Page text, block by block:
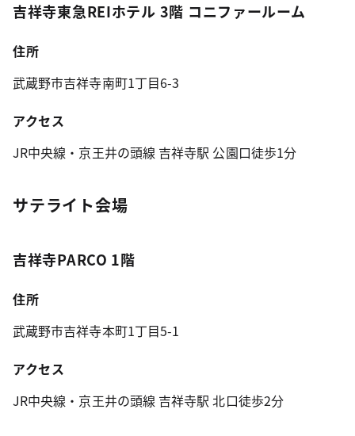
吉祥寺東急REIホテル 3階 コニファールーム
住所
武蔵野市吉祥寺南町1丁目6-3
アクセス
JR中央線・京王井の頭線 吉祥寺駅 公園口徒歩1分
サテライト会場
吉祥寺PARCO 1階
住所
武蔵野市吉祥寺本町1丁目5-1
アクセス
JR中央線・京王井の頭線 吉祥寺駅 北口徒歩2分